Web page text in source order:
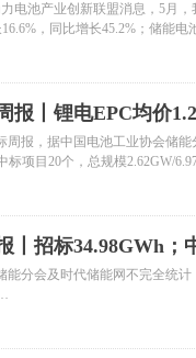
电池产业创新联盟消息，5月
，同比增长45.2%；储能电
报丨锂电EPC均价
周报，据中国电池工业协会储
标项目20个，总规模2.62GW/
丨招标34.98GWh；
分会及时代储能网不完全统计